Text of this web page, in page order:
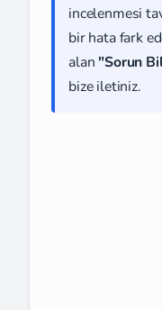
incelenmesi
bir hata fark
alan "Sorun
bize iletiniz.